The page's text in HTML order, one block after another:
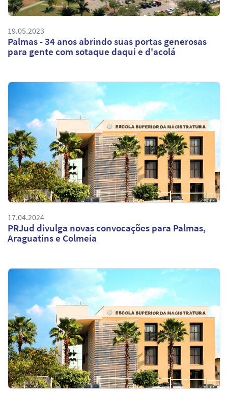
19.05.2023
Palmas - 34 anos abrindo suas portas generosas
para gente com sotaque daqui e d'acolá
17.04.2024
PRJud divulga novas convocações para Palmas,
Araguatins e Colmeia